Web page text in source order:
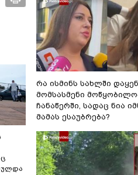
რა ისმინს სახლში
მომსასმენი
ჩანაწერში, სადაც ნია
მამას ესაუბრება?